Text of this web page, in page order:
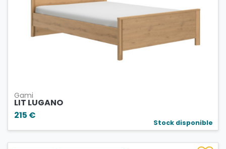
Gami
LIT LUGANO
215 €
Stock disponible